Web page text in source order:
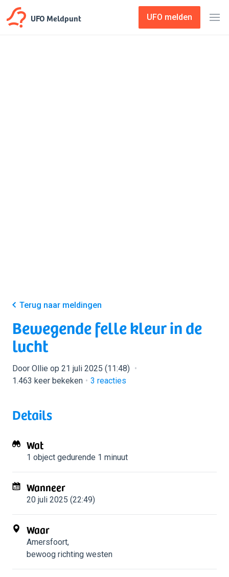
UFO Meldpunt UFO melden
Terug naar meldingen
Bewegende felle kleur in de
lucht
Door Ollie op 21 juli 2025 (11:48)
1.463 keer bekeken
3 reacties
Details
Wat
1 object gedurende 1 minuut
Wanneer
20 juli 2025 (22:49)
Waar
Amersfoort,
bewoog richting westen